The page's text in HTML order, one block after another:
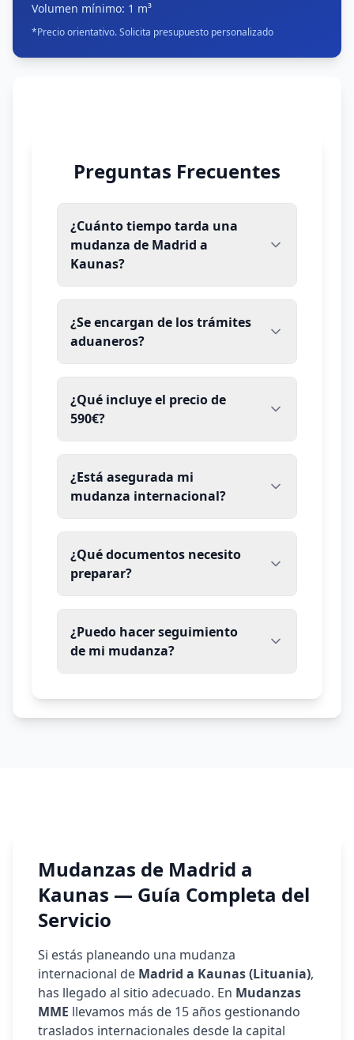
Volumen mínimo: 1 m³
*Precio orientativo. Solicita presupuesto personalizado
Preguntas Frecuentes
¿Cuánto tiempo tarda una
mudanza de Madrid a
Kaunas?
¿Se encargan de los trámites
aduaneros?
¿Qué incluye el precio de
590€?
¿Está asegurada mi
mudanza internacional?
¿Qué documentos necesito
preparar?
¿Puedo hacer seguimiento
de mi mudanza?
Mudanzas de Madrid a
Kaunas — Guía Completa del
Servicio
Si estás planeando una mudanza
internacional de Madrid a Kaunas(Lituania),
has llegado al sitio adecuado. En Mudanzas
MME llevamos más de 15 años gestionando
traslados internacionales desde la capital